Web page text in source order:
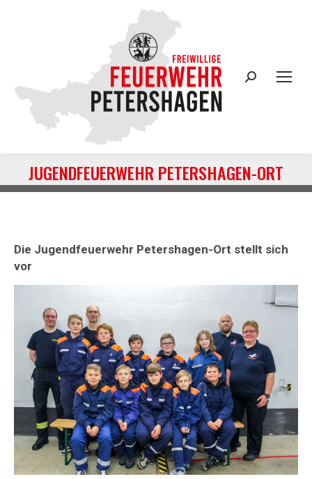
Search:
JUGENDFEUERWEHR PETERSHAGEN-ORT
Sie befinden sich hier:
Die Jugendfeuerwehr Petershagen-Ort stellt sich
vor